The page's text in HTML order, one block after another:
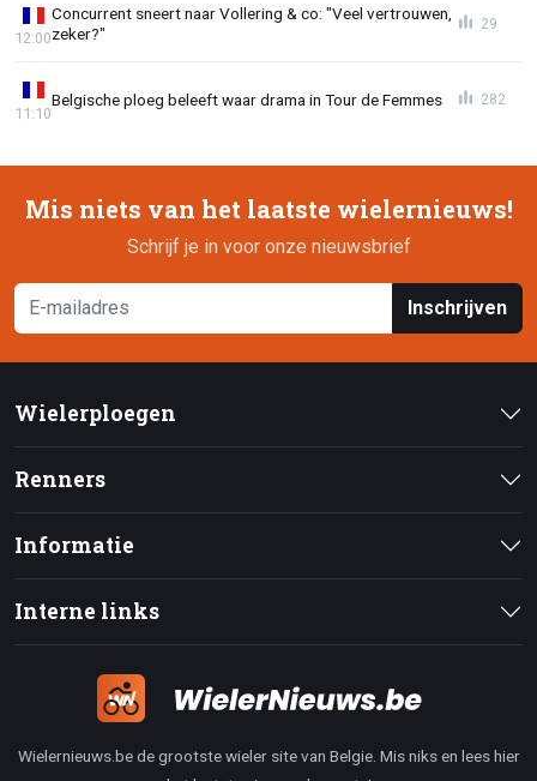
Concurrent sneert naar Vollering & co: "Veel vertrouwen,
zeker?"
12:00
29
Belgische ploeg beleeft waar drama in Tour de Femmes
11:10
282
Mis niets van het laatste wielernieuws!
Schrijf je in voor onze nieuwsbrief
Inschrijven
Wielerploegen
Renners
Informatie
Interne links
Wielernieuws.be de grootste wieler site van Belgie. Mis niks en lees hier